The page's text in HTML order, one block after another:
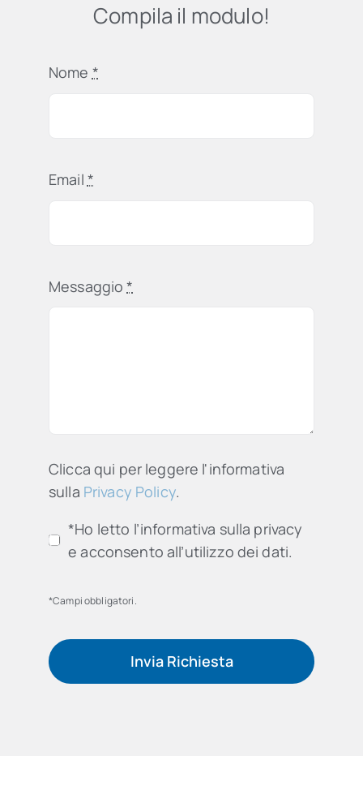
Compila il modulo!
Nome *
Email *
Messaggio*
Clicca qui per leggere l'informativa
sulla Privacy Policy.
*Ho letto l’informativa sulla privacy
e acconsento all’utilizzo dei dati.
*Campi obbligatori.
Invia Richiesta